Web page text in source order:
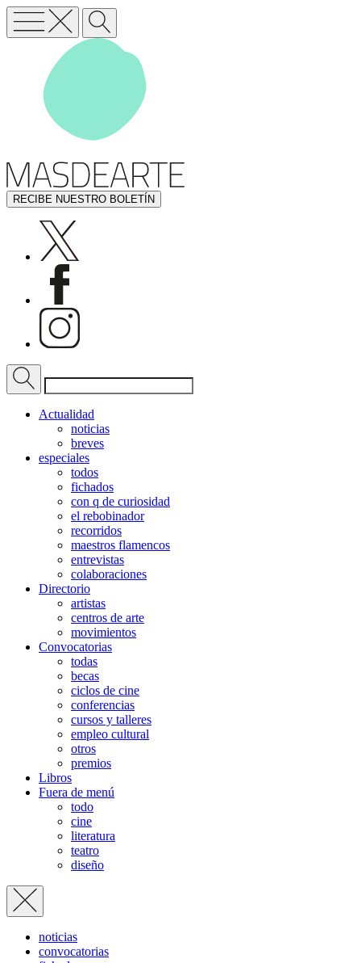
RECIBE NUESTRO BOLETÍN
Actualidad
noticias
breves
especiales
todos
fichados
con q de curiosidad
el rebobinador
recorridos
maestros flamencos
entrevistas
colaboraciones
Directorio
artistas
centros de arte
movimientos
Convocatorias
todas
becas
ciclos de cine
conferencias
cursos y talleres
empleo cultural
otros
premios
Libros
Fuera de menú
todo
cine
literatura
teatro
diseño
noticias
convocatorias